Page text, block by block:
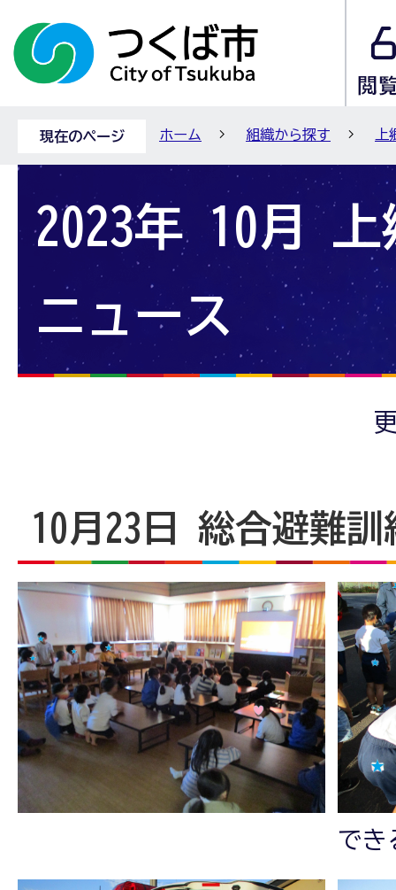
現在のページ ホーム 組織から探す
2023年 10月 上
ニュース
10月23日 総合避難訓
でき